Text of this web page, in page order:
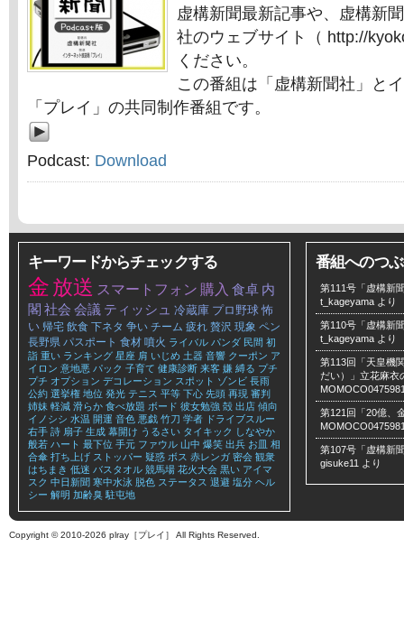
虚構新聞最新記事や、虚構新
社のウェブサイト（ http://
ください。
この番組は「虚構新聞社」と
「プレイ」の共同制作番組です。
Podcast: Download
キーワードからチェックする
金放送 スマートフォン 購入 食卓 内
閣 社会 会議 ティッシュ 冷蔵庫 プロ野球 怖
い 帰宅 飲食 下ネタ 争い チーム 疲れ 贅沢 現象 ペン
長野県 パスポート 食材 噴火 ライバル パンダ 民間 初
詣 重い ランキング 星座 肩 いじめ 土器 音響 クーポン ア
イロン 意地悪 パック 子育て 健康診断 来客 嫌 縛る プチ
プチ オプション デコレーション スポット ゾンビ 長雨
公約 選挙権 地位 発光 テニス 平等 下心 先頭 再現 審判
姉妹 軽減 滑らか 食べ放題 ボード 彼女勉強 殻 出店 傾向
イノシシ 水温 開運 音色 悪戯 竹刀 学者 ドライブスルー
右手 詩 扇子 生成 幕開け うるさい タイキック しなやか
般若 ハート 最下位 手元 ファウル 山中 爆笑 出兵 お皿 相
合傘 打ち上げ ストッパー 疑惑 ボス 赤レンガ 密会 観衆
はちまき 低迷 バスタオル 競馬場 花火大会 黒い アイマ
スク 中日新聞 寒中水泳 脱色 ステータス 退避 塩分 ヘル
シー 解明 加齢臭 駐屯地
番組へのつ
第111号「虚構新
t_kageyama より
第110号「虚構新
t_kageyama より
第113回「天皇機
だい）」立花麻衣
第121回「20億、
第107号「虚構新
gisuke11 より
Copyright © 2010-2026 plray［プレイ］ All Rights Reserved.